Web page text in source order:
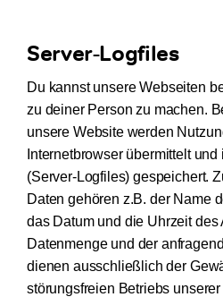
Server-Logfiles
Du kannst unsere Webseiten
zu deiner Person zu machen.
unsere Website werden
Internetbrowser übermittelt
(Server-Logfiles) gespeichert.
Daten gehören z.B. der Name
das Datum und die Uhrzeit des
Datenmenge und der
dienen ausschließlich der
störungsfreien Betriebs